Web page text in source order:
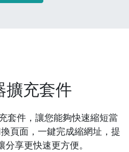
擴充套件
套件，讓您能夠快速縮短當
頁面，一鍵完成縮網址，提
享更快速更方便。